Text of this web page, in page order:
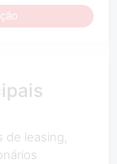
de leasing,